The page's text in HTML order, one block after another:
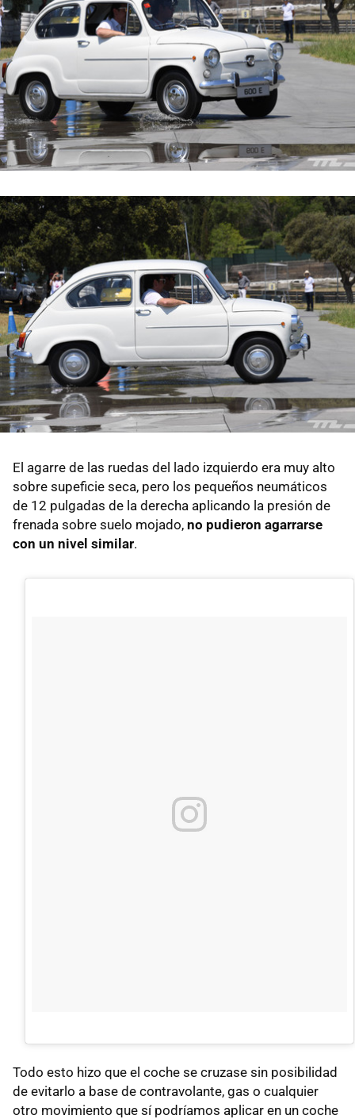
El agarre de las ruedas del lado izquierdo era muy alto
sobre supeficie seca, pero los pequeños neumáticos
de 12 pulgadas de la derecha aplicando la presión de
frenada sobre suelo mojado, no pudieron agarrarse
con un nivel similar.
Todo esto hizo que el coche se cruzase sin posibilidad
de evitarlo a base de contravolante, gas o cualquier
otro movimiento que sí podríamos aplicar en un coche